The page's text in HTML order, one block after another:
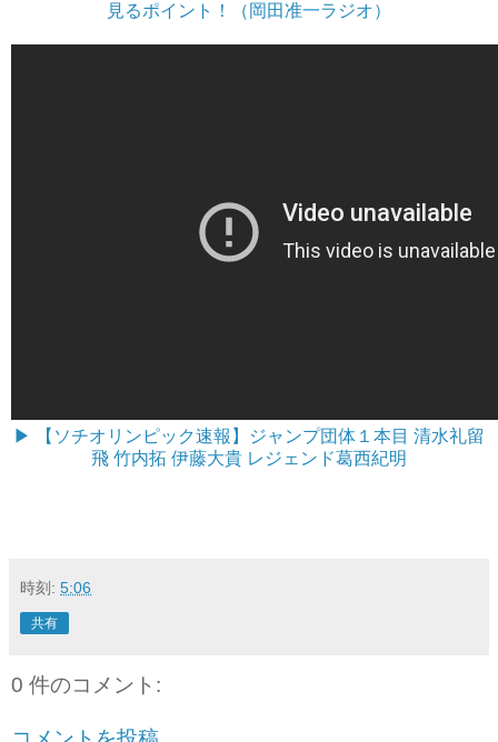
見るポイント！（岡田准一ラジオ）
▶ 【ソチオリンピック速報】ジャンプ団体１本目 清水礼留
飛 竹内拓 伊藤大貴 レジェンド葛西紀明
時刻: 5:06
共有
0 件のコメント: